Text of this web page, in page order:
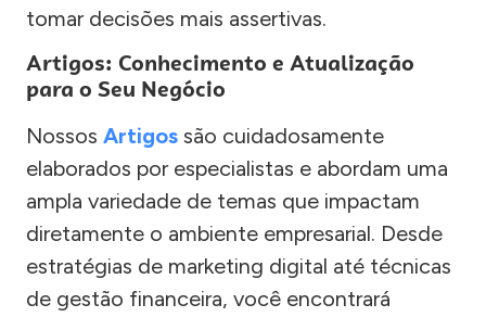
tomar decisões mais assertivas.
Artigos: Conhecimento e Atualização
para o Seu Negócio
Nossos Artigos são cuidadosamente
elaborados por especialistas e abordam uma
ampla variedade de temas que impactam
diretamente o ambiente empresarial. Desde
estratégias de marketing digital até técnicas
de gestão financeira, você encontrará